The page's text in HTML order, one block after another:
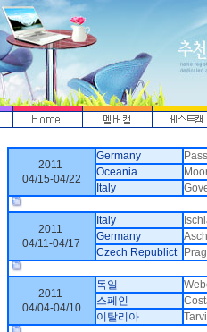
2011
04/15-04/22
Germany
Oceania
Italy
2011
04/11-04/17
Italy
Germany
Czech Republict
2011
04/04-04/10
독일
스페인
이탈리아